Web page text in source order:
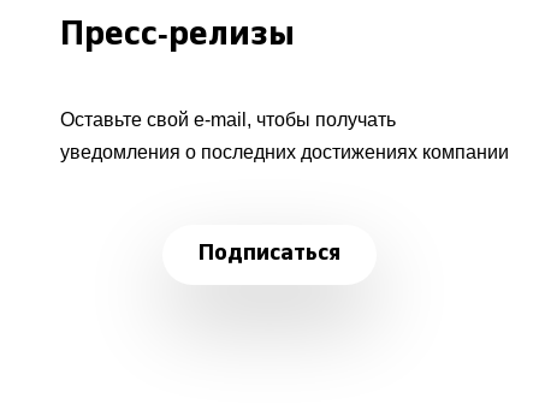
Пресс-релизы
Оставьте свой e-mail, чтобы получать
уведомления о последних достижениях компании
Подписаться